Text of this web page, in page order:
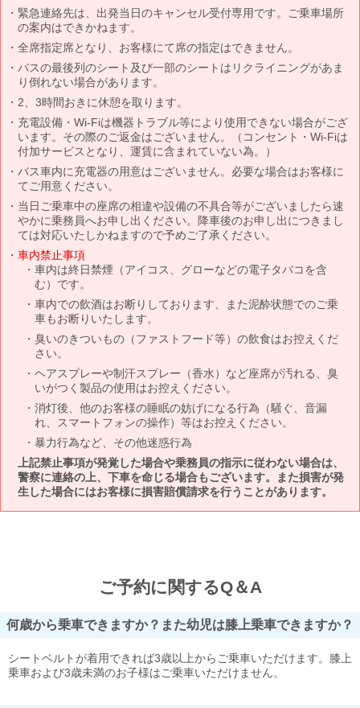
緊急連絡先は、出発当日のキャンセル受付専用です。ご乗車場所
の案内はできかねます。
全席指定席となり、お客様にて席の指定はできません。
バスの最後列のシート及び一部のシートはリクライニングがあま
り倒れない場合があります。
2、3時間おきに休憩を取ります。
充電設備・Wi-Fiは機器トラブル等により使用できない場合がござ
います。その際のご返金はございません。（コンセント・Wi-Fiは
付加サービスとなり、運賃に含まれていない為。）
バス車内に充電器の用意はございません。必要な場合はお客様に
てご用意ください。
当日ご乗車中の座席の相違や設備の不具合等がございましたら速
やかに乗務員へお申し出ください。降車後のお申し出につきまし
ては対応いたしかねますので予めご了承ください。
車内禁止事項
車内は終日禁煙（アイコス、グローなどの電子タバコを含
む）です。
車内での飲酒はお断りしております、また泥酔状態でのご乗
車もお断りいたします。
臭いのきついもの（ファストフード等）の飲食はお控えくだ
さい。
ヘアスプレーや制汗スプレー（香水）など座席が汚れる、臭
いがつく製品の使用はお控えください。
消灯後、他のお客様の睡眠の妨げになる行為（騒ぐ、音漏
れ、スマートフォンの操作）等はお控えください。
暴力行為など、その他迷惑行為
上記禁止事項が発覚した場合や乗務員の指示に従わない場合は、
警察に連絡の上、下車を命じる場合もございます。また損害が発
生した場合にはお客様に損害賠償請求を行うことがあります。
ご予約に関するQ＆A
何歳から乗車できますか？また幼児は膝上乗車できますか？
シートベルトが着用できれば3歳以上からご乗車いただけます。膝上
乗車および3歳未満のお子様はご乗車いただけません。